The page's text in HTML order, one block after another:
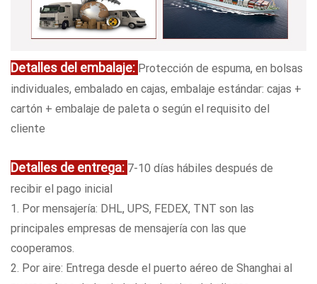
Detalles del embalaje: Protección de espuma, en bolsas
individuales, embalado en cajas, embalaje estándar: cajas +
cartón + embalaje de paleta o según el requisito del
cliente
Detalles de entrega: 7-10 días hábiles después de
recibir el pago inicial
1. Por mensajería: DHL, UPS, FEDEX, TNT son las
principales empresas de mensajería con las que
cooperamos.
2. Por aire: Entrega desde el puerto aéreo de Shanghai al